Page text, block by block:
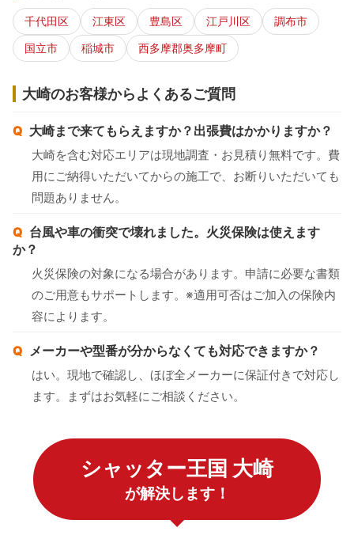
千代田区 江東区 豊島区 江戸川区
調布市
国立市
稲城市 西多摩郡奥多摩町
大崎のお客様からよくあるご質問
大崎まで来てもらえますか？出張費はかかりますか？
大崎を含む対応エリアは現地調査・お見積り無料です。費
用にご納得いただいてからの施工で、お断りいただいても
問題ありません。
台風や車の衝突で壊れました。火災保険は使えます
か？
火災保険の対象になる場合があります。申請に必要な書類
のご用意もサポートします。※適用可否はご加入の保険内
容によります。
メーカーや型番が分からなくても対応できますか？
はい。現地で確認し、ほぼ全メーカーに保証付きで対応し
ます。まずはお気軽にご相談ください。
シャッター王国 大崎
が解決します！